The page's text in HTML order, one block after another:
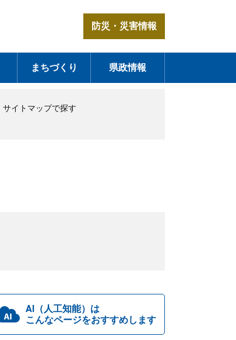
防災・災害情報
まちづくり 県政情報
サイトマップで探す
AI（人工知能）は
こんなページをおすすめします